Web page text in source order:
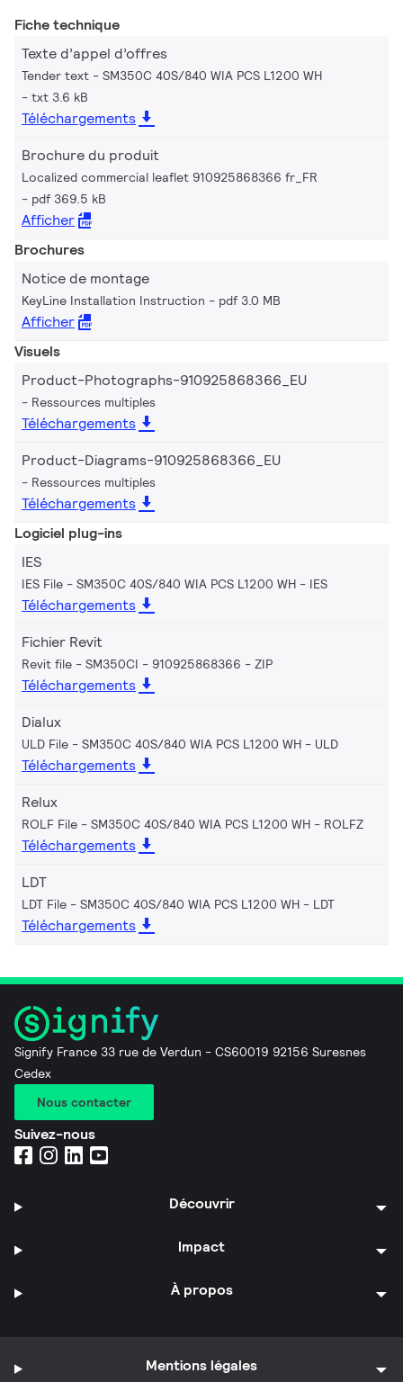
Fiche technique
Texte d’appel d’offres
Tender text - SM350C 40S/840 WIA PCS L1200 WH
txt 3.6 kB
Téléchargements
Brochure du produit
Localized commercial leaflet 910925868366 fr_FR
pdf 369.5 kB
Afficher
Brochures
Notice de montage
KeyLine Installation Instruction pdf 3.0 MB
Afficher
Visuels
Product-Photographs-910925868366_EU
Ressources multiples
Téléchargements
Product-Diagrams-910925868366_EU
Ressources multiples
Téléchargements
Logiciel plug-ins
IES
IES File - SM350C 40S/840 WIA PCS L1200 WH IES
Téléchargements
Fichier Revit
Revit file - SM350CI - 910925868366 ZIP
Téléchargements
Dialux
ULD File - SM350C 40S/840 WIA PCS L1200 WH ULD
Téléchargements
Relux
ROLF File - SM350C 40S/840 WIA PCS L1200 WH ROLFZ
Téléchargements
LDT
LDT File - SM350C 40S/840 WIA PCS L1200 WH LDT
Téléchargements
Signify France 33 rue de Verdun - CS60019 92156 Suresnes
Cedex
Nous contacter
Suivez-nous
Découvrir
Impact
À propos
Mentions légales